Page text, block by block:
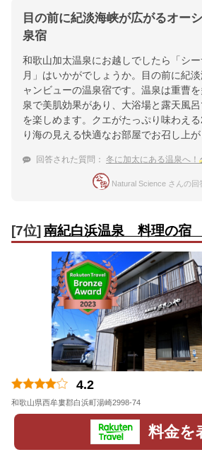
目の前に紀淡海峡が広がるオー
泉宿
和歌山加太温泉にお越しでしたら「シ
月」はいかがでしょうか。目の前に紀
ャンビューの温泉宿です。温泉は重曹
泉で美肌効果があり、大浴場と露天風
を楽しめます。クエがたっぷり味わえ
り海の見える快適なお部屋でお召し上が
回答された質問： 冬に加太にある温泉へ！
Natural Science さんの回
[7位] 南紀白浜温泉 料理の宿
4.2
和歌山県西牟婁郡白浜町湯崎2998-74
料金を